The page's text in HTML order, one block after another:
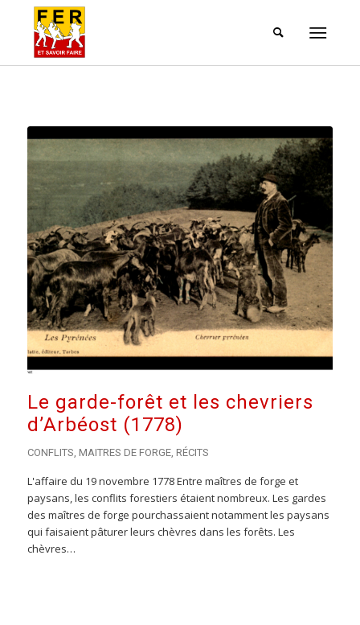
Le garde-forêt et les chevriers
d’Arbéost (1778)
CONFLITS MAITRES DE FORGE, RÉCITS
L'affaire du 19 novembre 1778 Entre maîtres de forge et
paysans, les conflits forestiers étaient nombreux. Les gardes
des maîtres de forge pourchassaient notamment les paysans
qui faisaient pâturer leurs chèvres dans les forêts. Les
chèvres…